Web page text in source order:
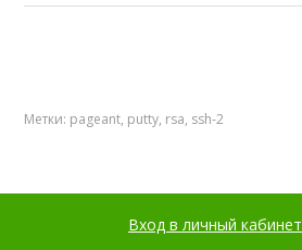
Метки: pageant, putty, rsa, ssh-2
Вход в личный кабинет